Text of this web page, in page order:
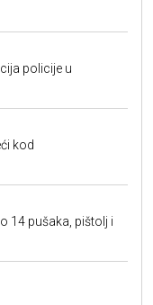
policije u
kod
14 pušaka, pištolj i